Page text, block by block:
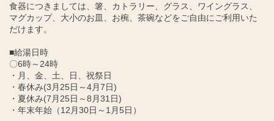
食器につきましては、箸、カトラリー、グラス、ワイングラス、
マグカップ、大小のお皿、お椀、茶碗などをご自由にご利用いた
だけます。
■給湯日時
〇6時～24時
・月、金、土、日、祝祭日
・春休み(3月25日～4月7日)
・夏休み(7月25日～8月31日)
・年末年始（12月30日～1月5日）